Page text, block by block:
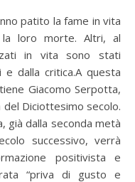
loro morte. Altri, al
in vita sono stati
dalla critica.A questa
Giacomo Serpotta,
del Diciottesimo secolo.
già dalla seconda metà
successivo, verrà
positivista e
“priva di gusto e